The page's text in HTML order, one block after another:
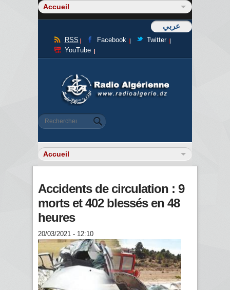
عربي
RSS Facebook
Twitter
YouTube
Formulaire de recherche
Rechercher
Accidents de circulation : 9
morts et 402 blessés en 48
heures
20/03/2021 - 12:10